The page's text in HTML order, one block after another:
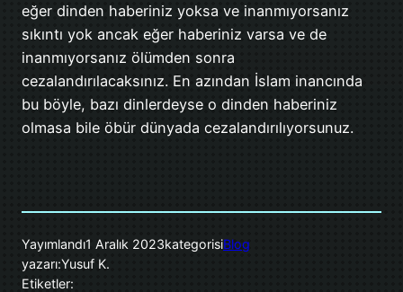
eğer dinden haberiniz yoksa ve inanmıyorsanız
sıkıntı yok ancak eğer haberiniz varsa ve de
inanmıyorsanız ölümden sonra
cezalandırılacaksınız. En azından İslam inancında
bu böyle, bazı dinlerdeyse o dinden haberiniz
olmasa bile öbür dünyada cezalandırılıyorsunuz.
Yayımlandı1 Aralık 2023kategorisiBlog
yazarı:Yusuf K.
Etiketler: